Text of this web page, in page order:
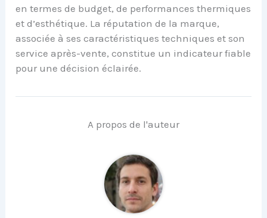
en termes de budget, de performances thermiques
et d’esthétique. La réputation de la marque,
associée à ses caractéristiques techniques et son
service après-vente, constitue un indicateur fiable
pour une décision éclairée.
A propos de l'auteur